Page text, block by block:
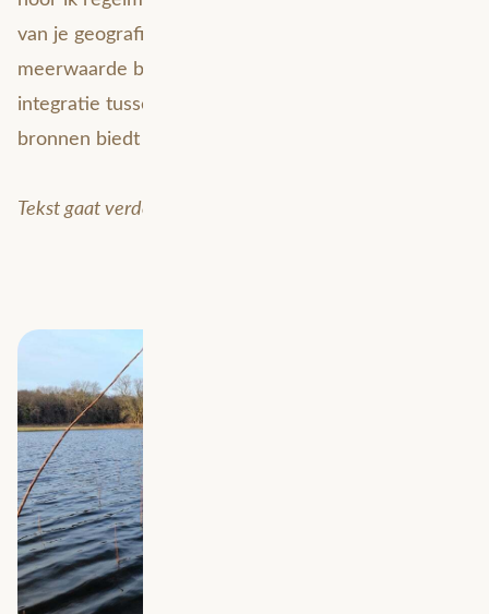
van je geografische data biedt een enorme
meerwaarde bij het maken van beleid. Data-
integratie tussen verschillende in- en externe
bronnen biedt daarbij een grote meerwaarde.
Tekst gaat verder onder de afbeelding.